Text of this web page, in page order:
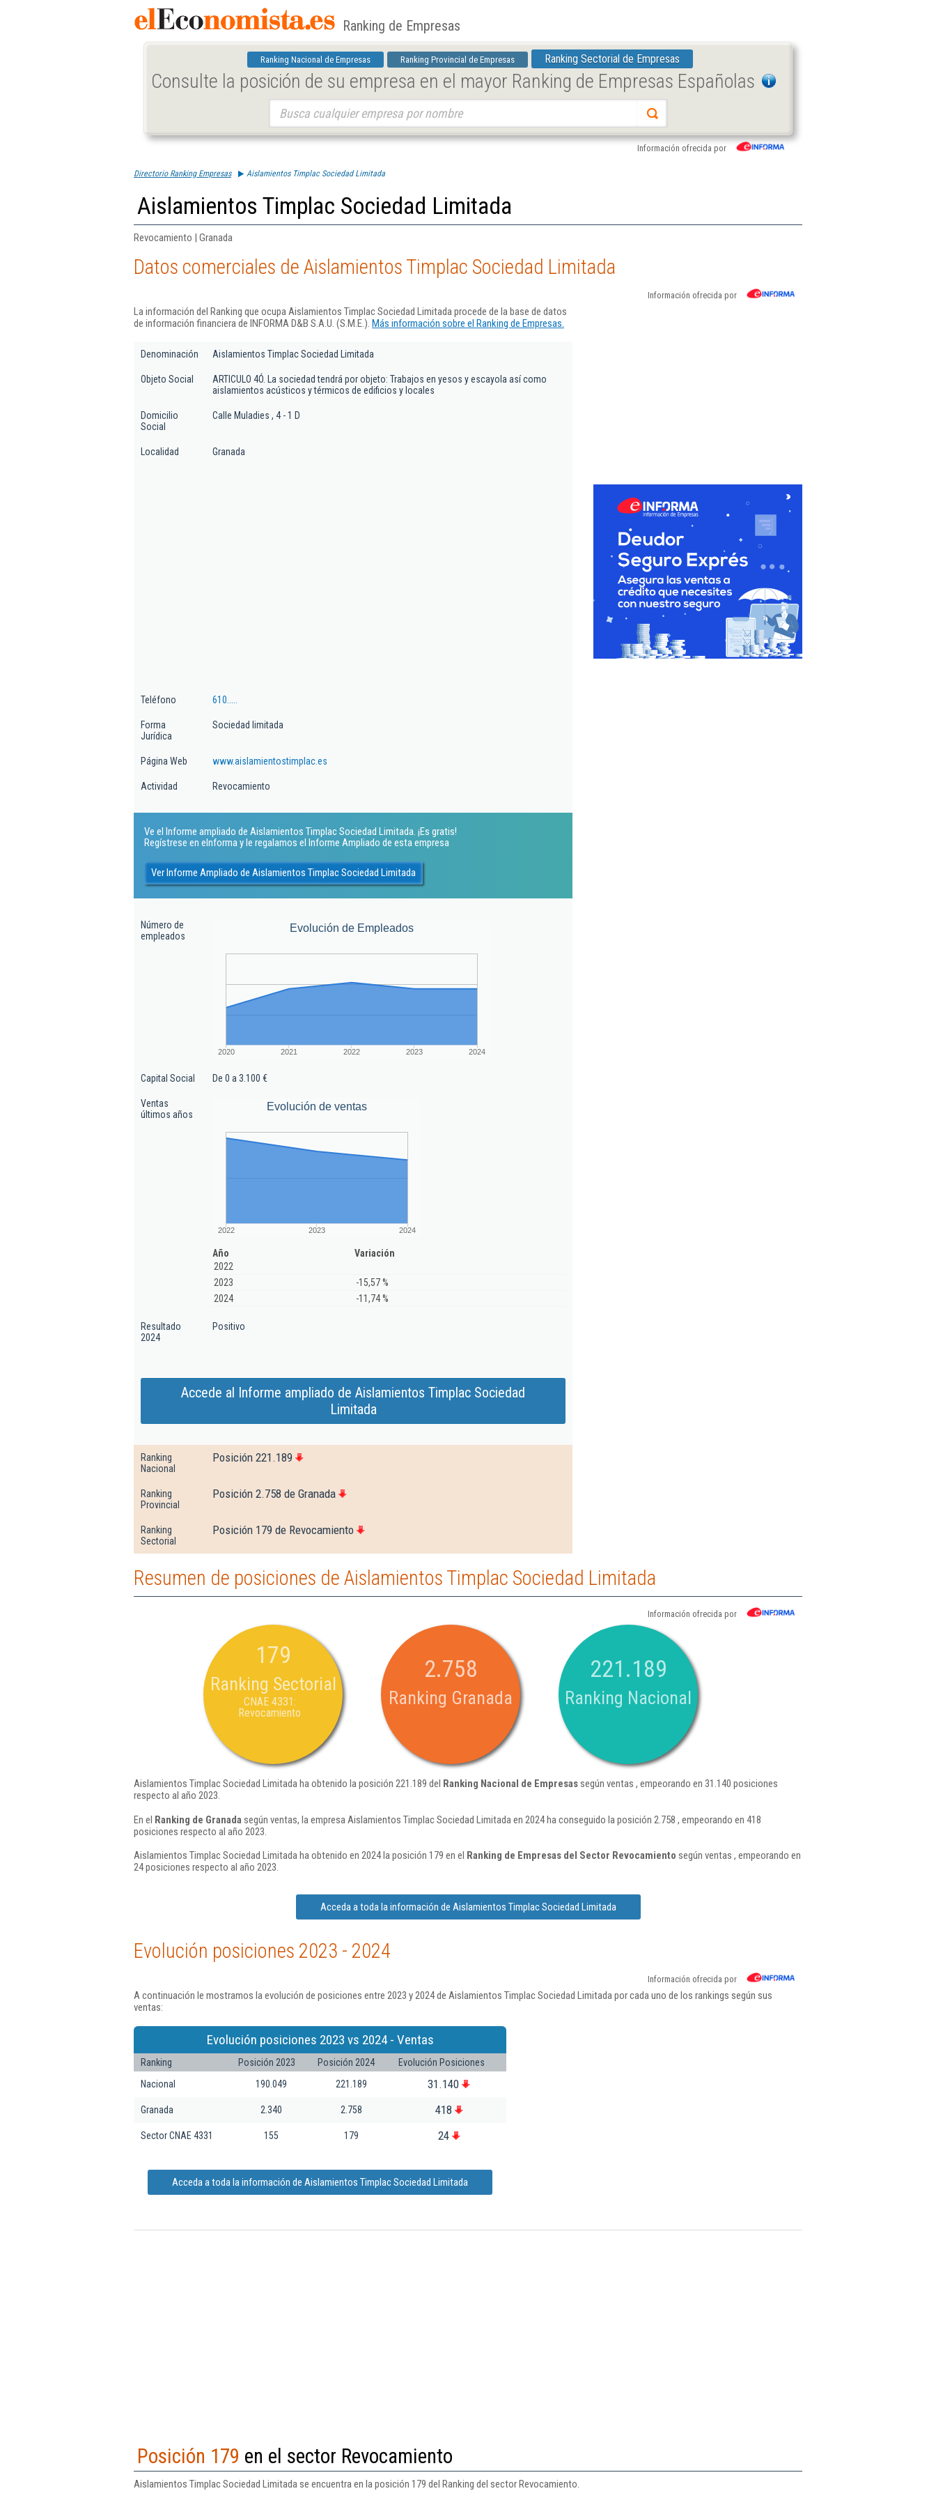
Ranking de Empresas
Ranking Nacional de Empresas Ranking Provincial de Empresas Ranking Sectorial de Empresas
Consulte la posición de su empresa en el mayor Ranking de Empresas Españolas
Información ofrecida por
Directorio Ranking Empresas Aislamientos Timplac Sociedad Limitada
Aislamientos Timplac Sociedad Limitada
Revocamiento | Granada
Datos comerciales de Aislamientos Timplac Sociedad Limitada
Información ofrecida por
La información del Ranking que ocupa Aislamientos Timplac Sociedad Limitada procede de la base de datos
de información financiera de INFORMA D&B S.A.U. (S.M.E.). Más información sobre el Ranking de Empresas.
Denominación Aislamientos Timplac Sociedad Limitada
Objeto Social
ARTICULO 4Ó. La sociedad tendrá por objeto: Trabajos en yesos y escayola así como
aislamientos acústicos y térmicos de edificios y locales
Domicilio
Social
Calle Muladies , 4 - 1 D
Localidad Granada
Teléfono 610.....
Forma
Jurídica
Sociedad limitada
Página Web www.aislamientostimplac.es
Actividad Revocamiento
Ve el Informe ampliado de Aislamientos Timplac Sociedad Limitada. ¡Es gratis!
Regístrese en eInforma y le regalamos el Informe Ampliado de esta empresa
Ver Informe Ampliado de Aislamientos Timplac Sociedad Limitada
Número de
empleados
Evolución de Empleados
2020 2021 2022 2023 2024
Capital Social De 0 a 3.100 €
Ventas
últimos años
Evolución de ventas
2022 2023 2024
Año
Variación
2022
2023
-15,57 %
2024
-11,74 %
Resultado
2024
Positivo
Accede al Informe ampliado de Aislamientos Timplac Sociedad
Limitada
Ranking
Nacional
Posición 221.189
Ranking
Provincial
Posición 2.758 de Granada
Ranking
Sectorial
Posición 179 de Revocamiento
Resumen de posiciones de Aislamientos Timplac Sociedad Limitada
Información ofrecida por
179
Ranking Sectorial
CNAE 4331:
Revocamiento
2.758
Ranking Granada
221.189
Ranking Nacional
Aislamientos Timplac Sociedad Limitada ha obtenido la posición 221.189 del Ranking Nacional de Empresassegún ventas , empeorando en 31.140 posiciones
respecto al año 2023.
En el Ranking de Granada según ventas, la empresa Aislamientos Timplac Sociedad Limitada en 2024 ha conseguido la posición 2.758 , empeorando en 418
posiciones respecto al año 2023.
Aislamientos Timplac Sociedad Limitada ha obtenido en 2024 la posición 179 en el Ranking de Empresas del Sector Revocamiento según ventas , empeorando en
24 posiciones respecto al año 2023.
Acceda a toda la información de Aislamientos Timplac Sociedad Limitada
Evolución posiciones 2023 - 2024
Información ofrecida por
A continuación le mostramos la evolución de posiciones entre 2023 y 2024 de Aislamientos Timplac Sociedad Limitada por cada uno de los rankings según sus
ventas:
Evolución posiciones 2023 vs 2024 - Ventas
Ranking Posición 2023 Posición 2024
Evolución Posiciones
Nacional
190.049 221.189 31.140
Granada 2.340 2.758 418
Sector CNAE 4331 155 179 24
Acceda a toda la información de Aislamientos Timplac Sociedad Limitada
Posición 179 en el sector Revocamiento
Aislamientos Timplac Sociedad Limitada se encuentra en la posición 179 del Ranking del sector Revocamiento.